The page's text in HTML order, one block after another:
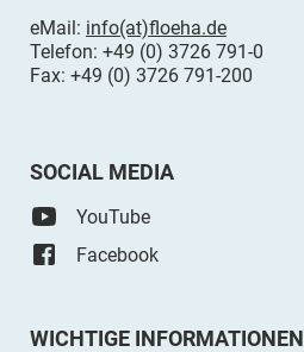
eMail: info(at)floeha.de
Telefon: +49 (0) 3726 791-0
Fax: +49 (0) 3726 791-200
SOCIAL MEDIA
YouTube
Facebook
WICHTIGE INFORMATIONEN